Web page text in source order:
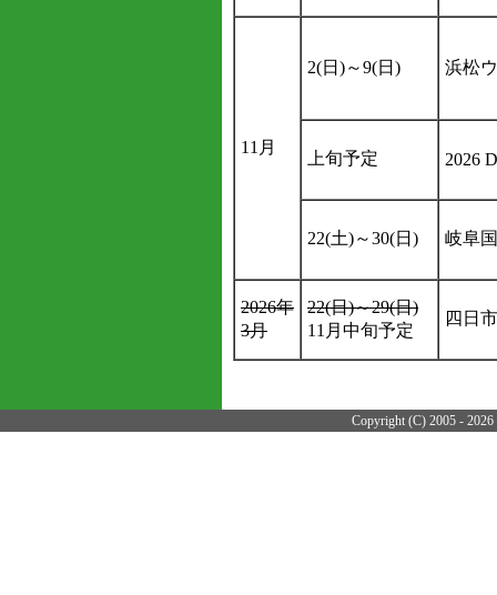
11月
2(日)～9(日) 浜松
上旬予定 2026
22(土)～30(日) 岐阜
2026年
3月
22(日)～29(日)
11月中旬予定
四日